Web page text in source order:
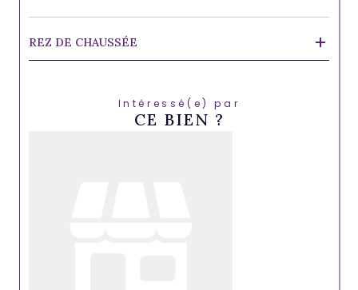
REZ DE CHAUSSÉE
Intéressé(e) par
CE BIEN ?